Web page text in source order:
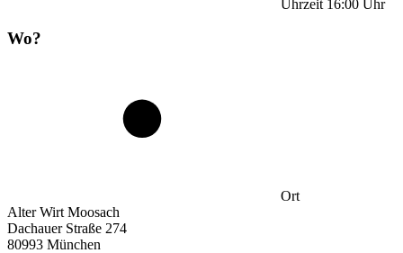
Uhrzeit 16:00 Uhr
Wo?
Ort
Alter Wirt Moosach
Dachauer Straße 274
80993 München